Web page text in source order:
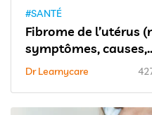
#SANTÉ
Fibrome de l’utérus
symptômes,
Dr Learnycare